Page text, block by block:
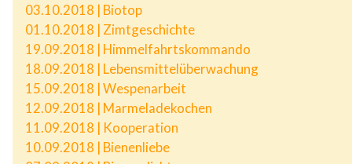
03.10.2018 | Biotop
01.10.2018 | Zimtgeschichte
19.09.2018 | Himmelfahrtskommando
18.09.2018 | Lebensmittelüberwachung
15.09.2018 | Wespenarbeit
12.09.2018 | Marmeladekochen
11.09.2018 | Kooperation
10.09.2018 | Bienenliebe